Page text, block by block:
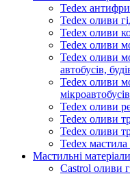
Tedex
Tedex оливи
Tedex оливи
Tedex оливи
Tedex оливи
автобусів,
Tedex оливи
мікроавтобусів
Tedex оливи
Tedex оливи
Tedex оливи
Tedex мастила
Мастильні
Castrol оливи